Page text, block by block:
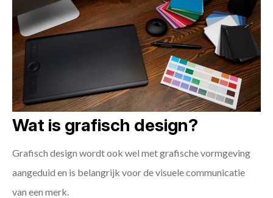
Wat is grafisch design?
Grafisch design wordt ook wel met grafische vormgeving
aangeduid en is belangrijk voor de visuele communicatie
van een merk.